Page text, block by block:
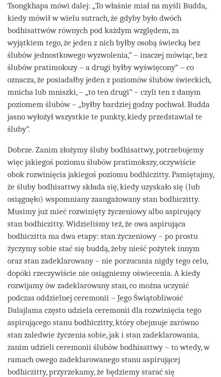
Tsongkhapa mówi dalej: „To właśnie miał na myśli Budda,
kiedy mówił w wielu sutrach, że gdyby było dwóch
bodhisattwów równych pod każdym względem, za
wyjątkiem tego, że jeden z nich byłby osobą świecką bez
ślubów jednostkowego wyzwolenia,” – inaczej mówiąc, bez
ślubów pratimokszy – a drugi byłby wyświęcony” – co
oznacza, że posiadałby jeden z poziomów ślubów świeckich,
mnicha lub mniszki, – „to ten drugi” – czyli ten z danym
poziomem ślubów – „byłby bardziej godny pochwał. Budda
jasno wyłożył wszystkie te punkty, kiedy przedstawiał te
śluby”.
Dobrze. Zanim złożymy śluby bodhisattwy, potrzebujemy
więc jakiegoś poziomu ślubów pratimokszy, oczywiście
obok rozwinięcia jakiegoś poziomu bodhiczitty. Pamiętajmy,
że śluby bodhisattwy składa się, kiedy uzyskało się (lub
osiągnęło) wspomniany zaangażowany stan bodhiczitty.
Musimy już mieć rozwinięty życzeniowy albo aspirujący
stan bodhiczitty. Widzieliśmy też, że owa aspirująca
bodhiczitta ma dwa etapy: stan życzeniowy – po prostu
życzymy sobie stać się buddą, żeby nieść pożytek innym
oraz stan zadeklarowany – nie porzucania nigdy tego celu,
dopóki rzeczywiście nie osiągniemy oświecenia. A kiedy
rozwijamy ów zadeklarowany stan, co można uczynić
podczas oddzielnej ceremonii – Jego Świątobliwość
Dalajlama często udziela ceremonii dla rozwinięcia tego
aspirującego stanu bodhiczitty, który obejmuje zarówno
stan zaledwie życzenia sobie, jak i stan zadeklarowania,
zanim udzieli ceremonii ślubów bodhisattwy – to wtedy, w
ramach owego zadeklarowanego stanu aspirującej
bodhiczitty, przyrzekamy, że będziemy starać się